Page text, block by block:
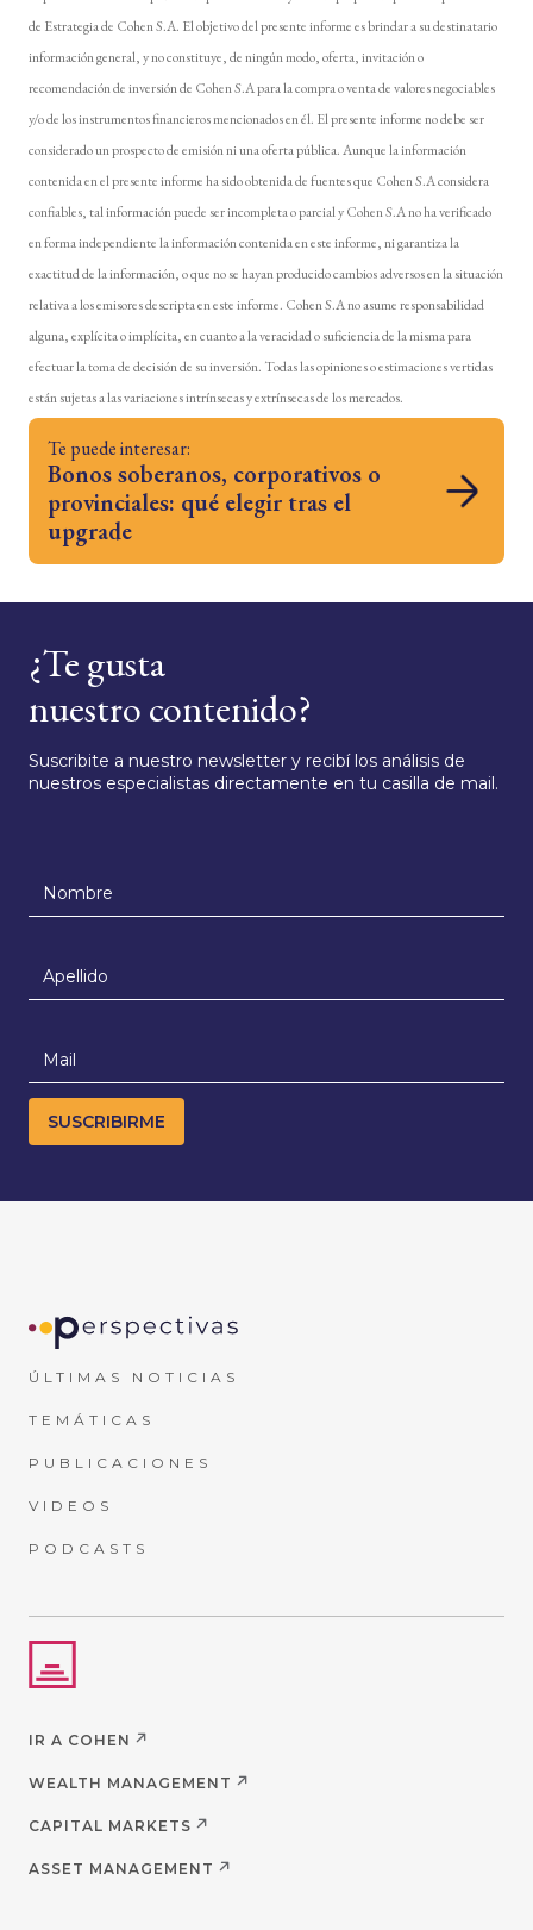
de Estrategia de Cohen S.A. El objetivo del presente informe es brindar a su destinatario
información general, y no constituye, de ningún modo, oferta, invitación o
recomendación de inversión de Cohen S.A para la compra o venta de valores negociables
y/o de los instrumentos financieros mencionados en él. El presente informe no debe ser
considerado un prospecto de emisión ni una oferta pública. Aunque la información
contenida en el presente informe ha sido obtenida de fuentes que Cohen S.A considera
confiables, tal información puede ser incompleta o parcial y Cohen S.A no ha verificado
en forma independiente la información contenida en este informe, ni garantiza la
exactitud de la información, o que no se hayan producido cambios adversos en la situación
relativa a los emisores descripta en este informe. Cohen S.A no asume responsabilidad
alguna, explícita o implícita, en cuanto a la veracidad o suficiencia de la misma para
efectuar la toma de decisión de su inversión. Todas las opiniones o estimaciones vertidas
están sujetas a las variaciones intrínsecas y extrínsecas de los mercados.
Te puede interesar:
Bonos soberanos, corporativos o
provinciales: qué elegir tras el
upgrade
¿Te gusta
nuestro contenido?
Suscribite a nuestro newsletter y recibí los análisis de
nuestros especialistas directamente en tu casilla de mail.
ÚLTIMAS NOTICIAS
TEMÁTICAS
PUBLICACIONES
VIDEOS
PODCASTS
IR A COHEN
WEALTH MANAGEMENT
CAPITAL MARKETS
ASSET MANAGEMENT